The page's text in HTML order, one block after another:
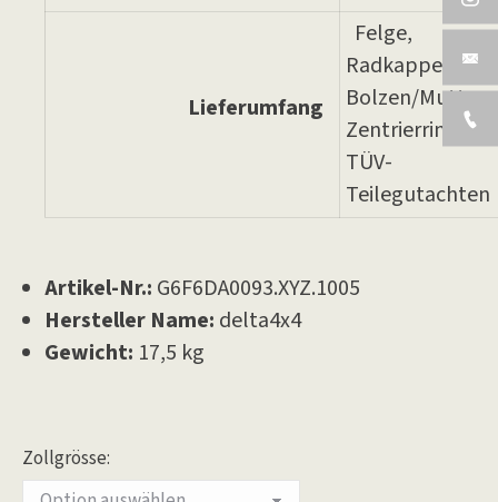
Lieferumfang
Felge,
Radkappe, 6 x
Bolzen/
Zentrierringe,
TÜV-
Teilegutachten
Artikel-Nr.: G6F6DA0093.XYZ.1005
Hersteller Name: delta4x4
Gewicht: 17,5 kg
Zollgrösse: